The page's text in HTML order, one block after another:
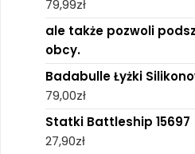
79,99zł
ale także pozwoli
obcy.
Badabulle Łyżki
79,00zł
Statki Battleship 15697
27,90zł